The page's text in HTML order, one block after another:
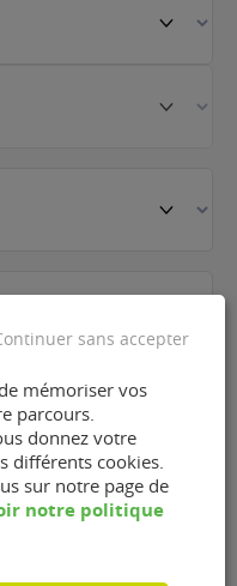
Development
personnelles
la demande
mémoriser vos
parcours.
donnez votre
différents cookies.
sur notre page de
notre politique
sans accepter